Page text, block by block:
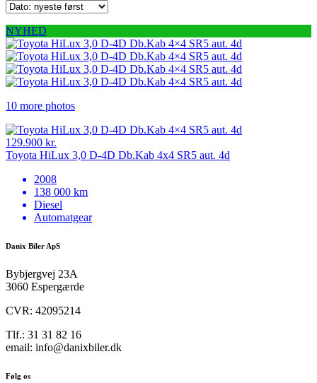
NYHED
10 more photos
129.900 kr.
Toyota HiLux 3,0 D-4D Db.Kab 4x4 SR5 aut. 4d
2008
138 000 km
Diesel
Automatgear
Danix Biler ApS
Bybjergvej 23A
3060 Espergærde
CVR: 42095214
Tlf.: 31 31 82 16
email: info@danixbiler.dk
Følg os